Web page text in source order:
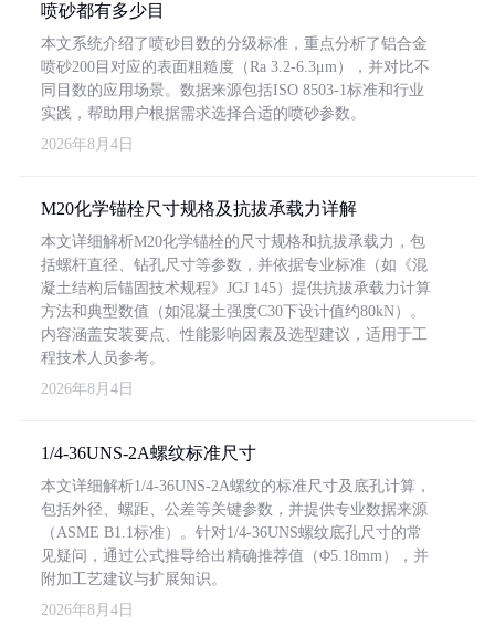
喷砂都有多少目
本文系统介绍了喷砂目数的分级标准，重点分析了铝合金
喷砂200目对应的表面粗糙度（Ra 3.2-6.3μm），并对比不
同目数的应用场景。数据来源包括ISO 8503-1标准和行业
实践，帮助用户根据需求选择合适的喷砂参数。
2026年8月4日
M20化学锚栓尺寸规格及抗拔承载力详解
本文详细解析M20化学锚栓的尺寸规格和抗拔承载力，包
括螺杆直径、钻孔尺寸等参数，并依据专业标准（如《混
凝土结构后锚固技术规程》JGJ 145）提供抗拔承载力计算
方法和典型数值（如混凝土强度C30下设计值约80kN）。
内容涵盖安装要点、性能影响因素及选型建议，适用于工
程技术人员参考。
2026年8月4日
1/4-36UNS-2A螺纹标准尺寸
本文详细解析1/4-36UNS-2A螺纹的标准尺寸及底孔计算，
包括外径、螺距、公差等关键参数，并提供专业数据来源
（ASME B1.1标准）。针对1/4-36UNS螺纹底孔尺寸的常
见疑问，通过公式推导给出精确推荐值（Φ5.18mm），并
附加工艺建议与扩展知识。
2026年8月4日